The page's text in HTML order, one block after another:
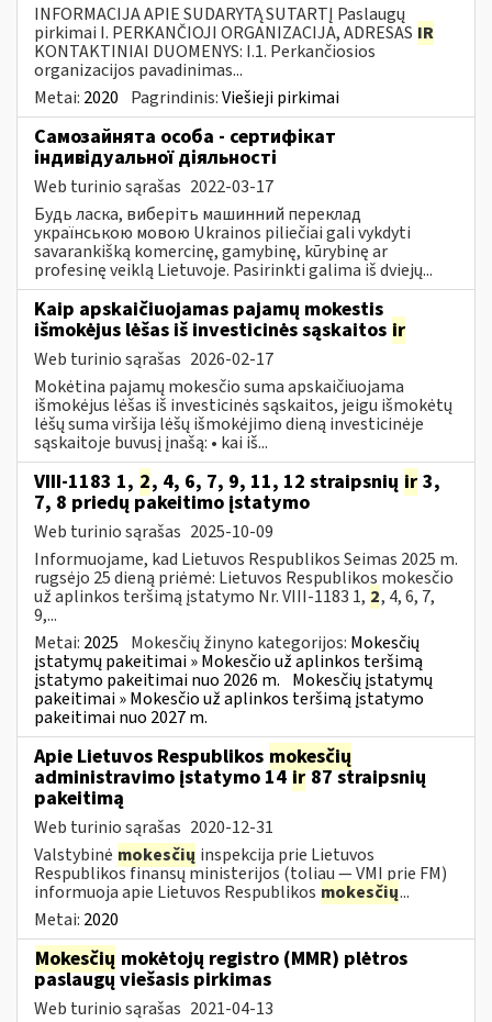
INFORMACIJA APIE SUDARYTĄ SUTARTĮ Paslaugų
pirkimai I. PERKANČIOJI ORGANIZACIJA, ADRESAS IR
KONTAKTINIAI DUOMENYS: I.1. Perkančiosios
organizacijos pavadinimas...
Metai: 2020 Pagrindinis:Viešieji pirkimai
Самозайнята особа - сертифікат
індивідуальної діяльності
Web turinio sąrašas 2022-03-17
Будь ласка, виберіть машинний переклад
українською мовою Ukrainos piliečiai gali vykdyti
savarankišką komercinę, gamybinę, kūrybinę ar
profesinę veiklą Lietuvoje. Pasirinkti galima iš dviejų...
Kaip apskaičiuojamas pajamų mokestis
išmokėjus lėšas iš investicinės sąskaitos ir
Web turinio sąrašas 2026-02-17
Mokėtina pajamų mokesčio suma apskaičiuojama
išmokėjus lėšas iš investicinės sąskaitos, jeigu išmokėtų
lėšų suma viršija lėšų išmokėjimo dieną investicinėje
sąskaitoje buvusį įnašą: • kai iš...
VIII-1183 1, 2, 4, 6, 7, 9, 11, 12 straipsnių ir 3,
7, 8 priedų pakeitimo įstatymo
Web turinio sąrašas 2025-10-09
Informuojame, kad Lietuvos Respublikos Seimas 2025 m.
rugsėjo 25 dieną priėmė: Lietuvos Respublikos mokesčio
už aplinkos teršimą įstatymo Nr. VIII-1183 1, 2, 4, 6, 7,
9,...
Metai: 2025 Mokesčių žinyno kategorijos: Mokesčių
įstatymų pakeitimai » Mokesčio už aplinkos teršimą
įstatymo pakeitimai nuo 2026 m. Mokesčių įstatymų
pakeitimai » Mokesčio už aplinkos teršimą įstatymo
pakeitimai nuo 2027 m.
Apie Lietuvos Respublikos mokesčių
administravimo įstatymo 14ir87 straipsnių
pakeitimą
Web turinio sąrašas 2020-12-31
Valstybinė mokesčių inspekcija prie Lietuvos
Respublikos finansų ministerijos (toliau — VMI prie FM)
informuoja apie Lietuvos Respublikos mokesčių...
Metai: 2020
Mokesčių mokėtojų registro (MMR) plėtros
paslaugų viešasis pirkimas
Web turinio sąrašas 2021-04-13